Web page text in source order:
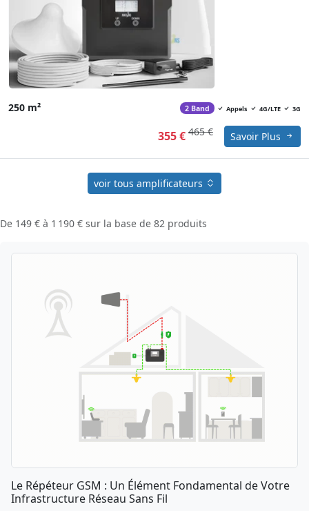
250 m² 2 Band Appels 4G/LTE 3G
355 € 465 € Savoir Plus
voir tous amplificateurs
De 149 € à 1 190 € sur la base de 82 produits
Le Répéteur GSM : Un Élément Fondamental de Votre
Infrastructure Réseau Sans Fil